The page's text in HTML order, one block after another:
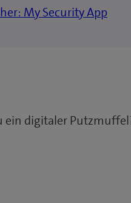
My Security App
digitaler